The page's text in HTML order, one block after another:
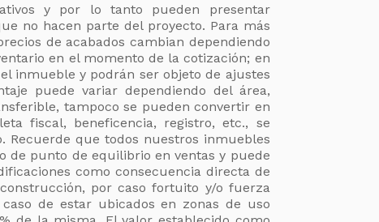
y por lo tanto pueden presentar
no hacen parte del proyecto. Para más
de acabados cambian dependiendo
en el momento de la cotización; en
inmueble y podrán ser objeto de ajustes
puede variar dependiendo del área,
tampoco se pueden convertir en
fiscal, beneficencia, registro, etc., se
Recuerde que todos nuestros inmuebles
de punto de equilibrio en ventas y puede
como consecuencia directa de
por caso fortuito y/o fuerza
de estar ubicados en zonas de uso